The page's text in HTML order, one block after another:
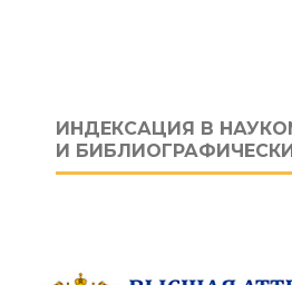
ИНДЕКСАЦИЯ В
И